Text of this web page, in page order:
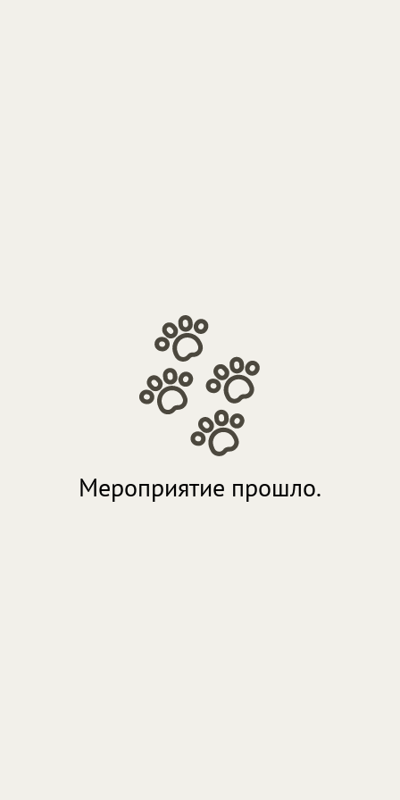
Мероприятие прошло.